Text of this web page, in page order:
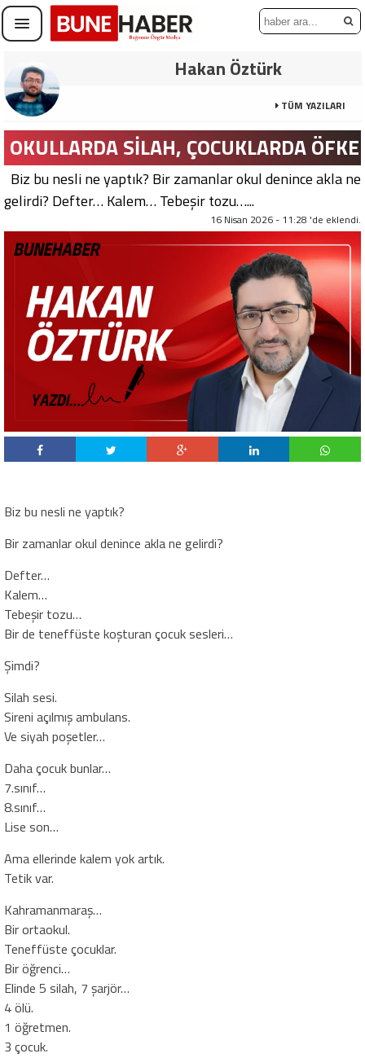
Hakan Öztürk
TÜM YAZILARI
OKULLARDA SİLAH, ÇOCUKLARDA ÖFKE
Biz bu nesli ne yaptık? Bir zamanlar okul denince akla ne
gelirdi? Defter… Kalem… Tebeşir tozu…...
16 Nisan 2026 - 11:28 'de eklendi.
Biz bu nesli ne yaptık?
Bir zamanlar okul denince akla ne gelirdi?
Defter…
Kalem…
Tebeşir tozu…
Bir de teneffüste koşturan çocuk sesleri…
Şimdi?
Silah sesi.
Sireni açılmış ambulans.
Ve siyah poşetler…
Daha çocuk bunlar…
7.sınıf…
8.sınıf…
Lise son…
Ama ellerinde kalem yok artık.
Tetik var.
Kahramanmaraş…
Bir ortaokul.
Teneffüste çocuklar.
Bir öğrenci…
Elinde 5 silah, 7 şarjör…
4 ölü.
1 öğretmen.
3 çocuk.